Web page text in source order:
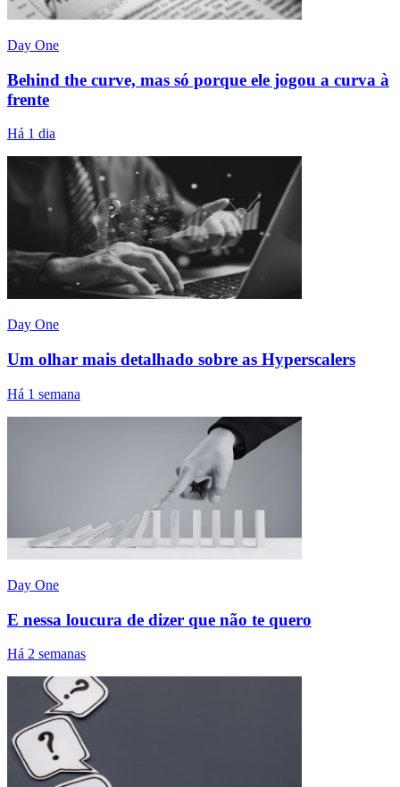
Day One
Behind the curve, mas só porque ele jogou a curva à
frente
Há 1 dia
Day One
Um olhar mais detalhado sobre as Hyperscalers
Há 1 semana
Day One
E nessa loucura de dizer que não te quero
Há 2 semanas